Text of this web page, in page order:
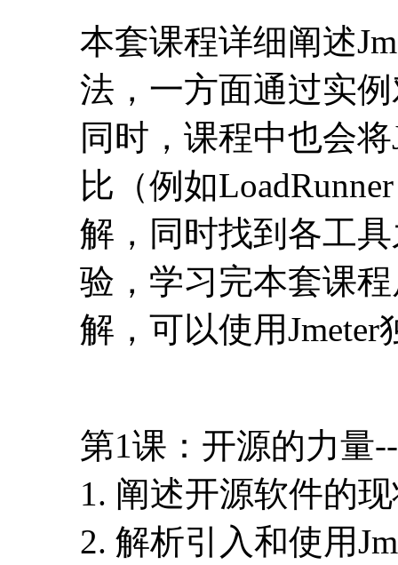
本套课程详细阐述
法，一方面通过实
同时，课程中也会
比（例如
解，同时找到各工
验，学习完本套课
解，可以使用
第1课：开源的力量--
1. 阐述开源软件的
2. 解析引入和使用